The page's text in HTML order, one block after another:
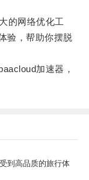
的网络优化工
验，帮助你摆脱
加速器，
到高品质的旅行体